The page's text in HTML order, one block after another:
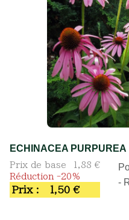
ECHINACEA PURPUREA
Prix de base
1,88 €
Réduction -20%
Prix : 1,50 €
-